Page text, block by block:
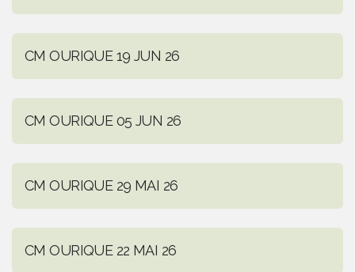
CM OURIQUE 19 JUN 26
CM OURIQUE 05 JUN 26
CM OURIQUE 29 MAI 26
CM OURIQUE 22 MAI 26